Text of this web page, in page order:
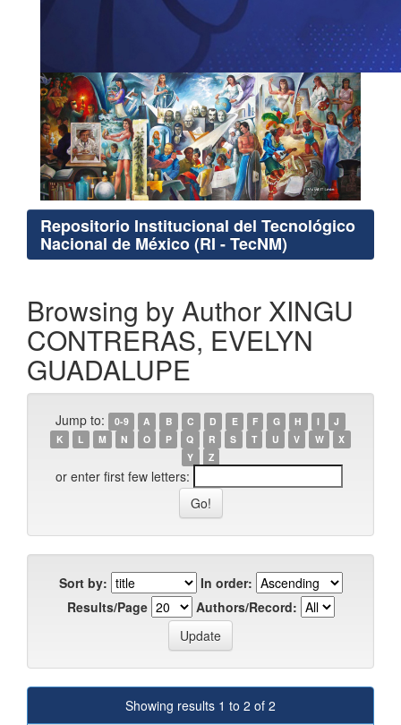
Repositorio Institucional del Tecnológico
Nacional de México (RI - TecNM)
Browsing by Author XINGU
CONTRERAS, EVELYN
GUADALUPE
Jump to: 0-9 A B C D E F G H I
J
K
L M N O P Q R S T U V W
X
Y
Z
or enter first few letters:
Sort by:
In order:
Results/Page
Authors/Record:
Showing results 1 to 2 of 2